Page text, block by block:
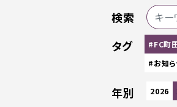
検索
タグ
#FC町
#お知
年別 2026